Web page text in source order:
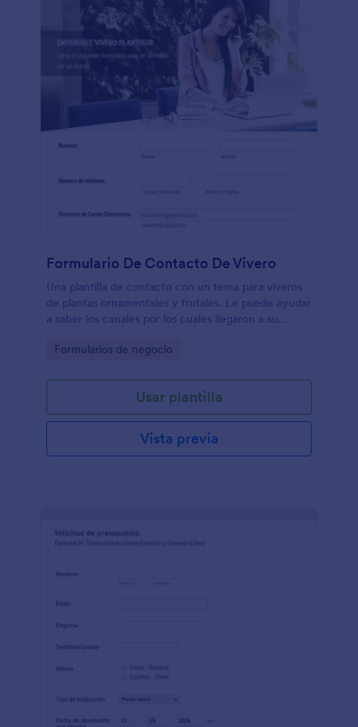
Formulario De Contacto De Vivero
Una plantilla de contacto con un tema para viveros
de plantas ornamentales y frutales. Le puede ayudar
a saber los canales por los cuales llegaron a su
sus clientes por preferencias web.
Go to Category:
Formularios de negocio
Usar plantilla
Vista previa